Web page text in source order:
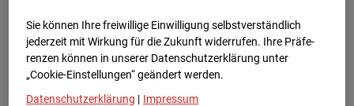
Europe/Berlin
Sie können Ihre freiwillige Einwilligung selbstverständlich
jederzeit mit Wirkung für die Zukunft widerrufen. Ihre Prä­fe­
renzen können in unserer Datenschutzerklärung unter
„Cookie-Einstellungen“ geändert werden.
Datenschutzerklärung | Impressum